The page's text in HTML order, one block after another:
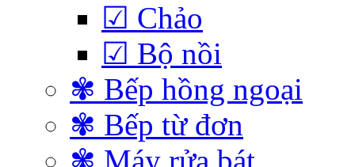
☑ Chảo
☑ Bộ nồi
✾ Bếp hồng ngoại
✾ Bếp từ đơn